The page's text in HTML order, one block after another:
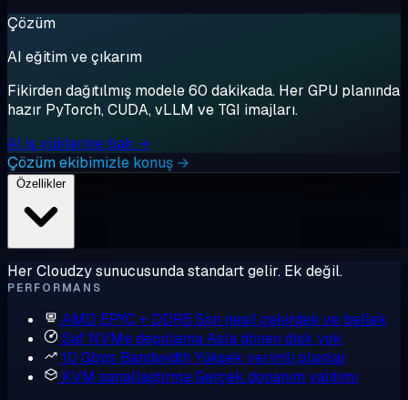
Çözüm
AI eğitim ve çıkarım
Fikirden dağıtılmış modele 60 dakikada. Her GPU planında
hazır PyTorch, CUDA, vLLM ve TGI imajları.
AI iş yüklerine bak →
Çözüm ekibimizle konuş →
Özellikler
Her Cloudzy sunucusunda standart gelir. Ek değil.
PERFORMANS
AMD EPYC + DDR5 Son nesil çekirdek ve bellek
Saf NVMe depolamaAsla dönen disk yok
10 Gbps Bandwidth Yüksek verimli planlar
KVM sanallaştırmaGerçek donanım yalıtımı